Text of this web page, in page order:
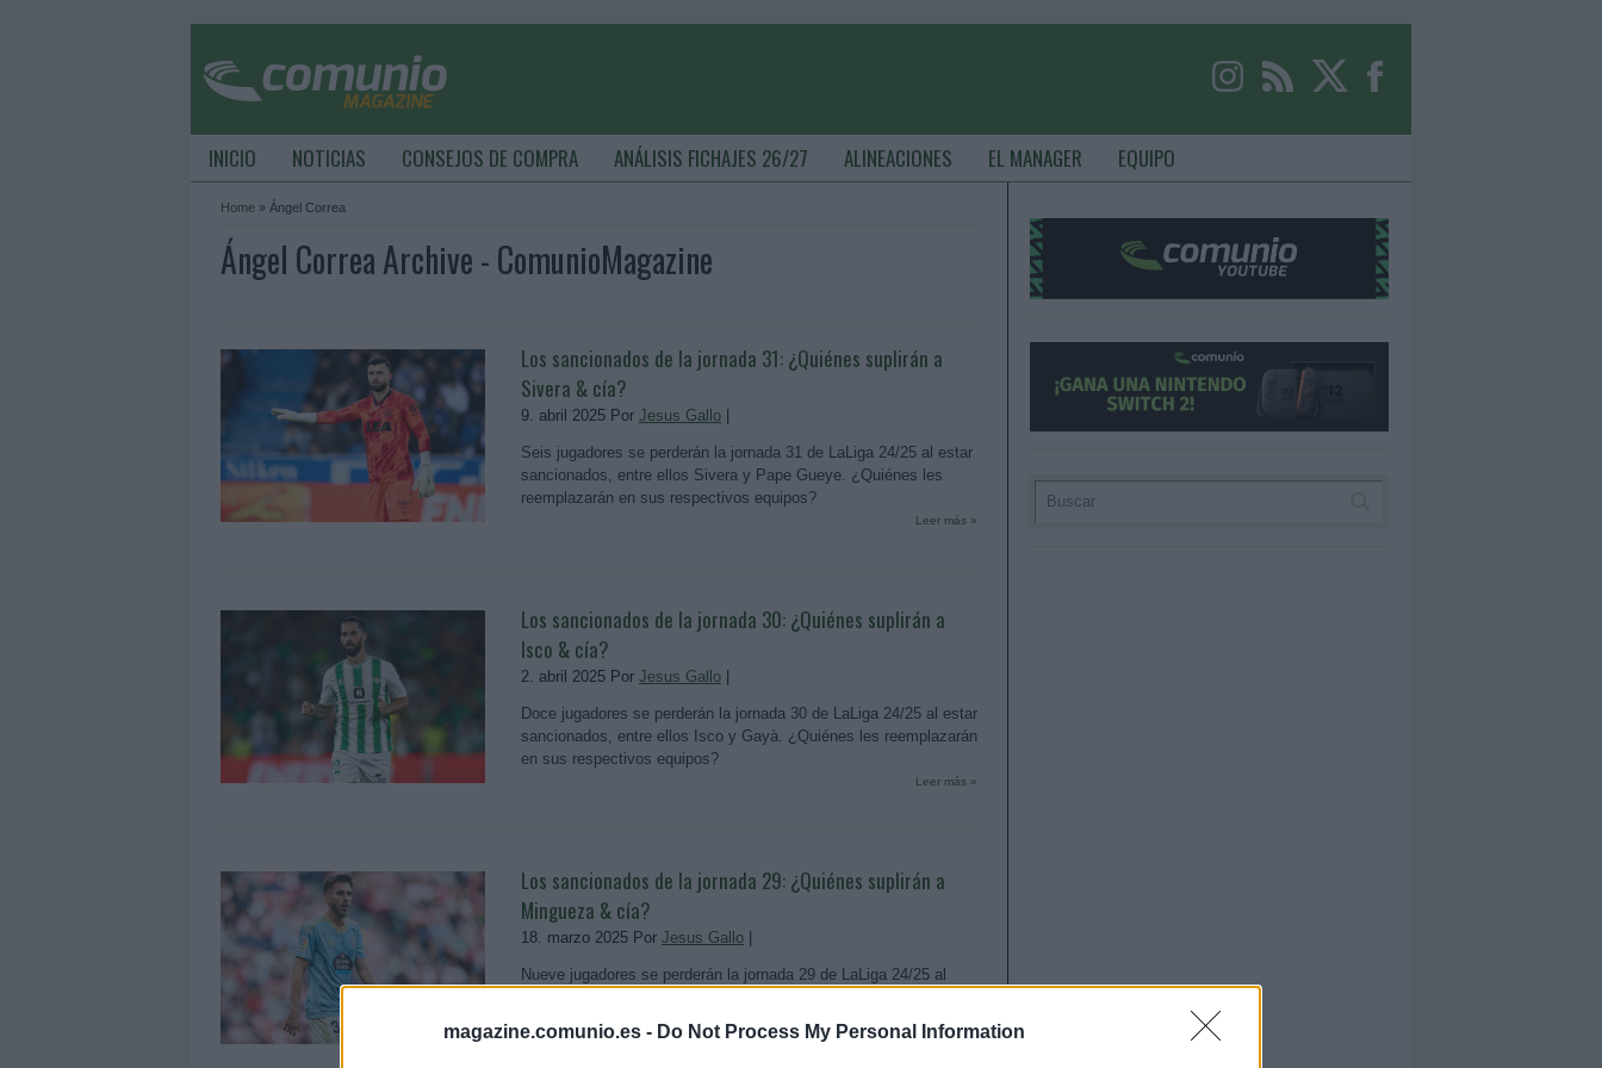
magazine.comunio.es - Do Not Process My Personal Information
INICIO NOTICIAS CONSEJOS DE COMPRA ANÁLISIS FICHAJES 26/27 ALINEACIONES EL MANAGER EQUIPO
Home » Ángel Correa
Ángel Correa Archive - ComunioMagazine
Los sancionados de la jornada 31: ¿Quiénes suplirán a
Sivera & cía?
9. abril 2025 Por Jesus Gallo
Seis jugadores se perderán la jornada 31 de LaLiga 24/25 al estar
sancionados, entre ellos Sivera y Pape Gueye. ¿Quiénes les
reemplazarán en sus respectivos equipos?
Leer más »
Los sancionados de la jornada 30: ¿Quiénes suplirán a
Isco & cía?
2. abril 2025 Por Jesus Gallo
Doce jugadores se perderán la jornada 30 de LaLiga 24/25 al estar
sancionados, entre ellos Isco y Gayà. ¿Quiénes les reemplazarán
en sus respectivos equipos?
Leer más »
Los sancionados de la jornada 29: ¿Quiénes suplirán a
Mingueza & cía?
18. marzo 2025 Por Jesus Gallo
Nueve jugadores se perderán la jornada 29 de LaLiga 24/25 al
reemplazarán en sus respectivos equipos?
Leer más »